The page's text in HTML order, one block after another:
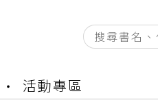
活動專區